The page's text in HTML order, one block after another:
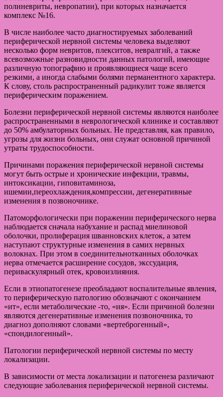
полиневриты, невропатии), при которых назначается
комплекс №16.
В числе наиболее часто диагностируемых заболеваний
периферической нервной системы человека выделяют
несколько форм невритов, плекситов, невралгий, а также
всевозможные разновидности данных патологий, имеющие
различную топографию и проявляющиеся чаще всего
резкими, а иногда слабыми болями перманентного характера.
К слову, столь распространенный радикулит тоже является
периферическим поражением.
Болезни периферической нервной системы являются наиболее
распространенными в неврологической клинике и составляют
до 50% амбулаторных больных. Не представляя, как правило,
угрозы для жизни больных, они служат основной причиной
утраты трудоспособности.
Причинами поражения периферической нервной системы
могут быть острые и хронические инфекции, травмы,
интоксикации, гиповитаминоза,
ишемии,переохлаждения,компрессии, дегенеративные
изменения в позвоночнике.
Патоморфологически при поражении периферического нерва
наблюдается сначала набухание и распад миелиновой
оболочки, пролиферация шванновских клеток, а затем
наступают структурные изменения в самих нервных
волокнах. При этом в соединительнотканных оболочках
нерва отмечается расширение сосудов, экссудация,
периваскулярный отек, кровоизлияния.
Если в этиопатогенезе преобладают воспалительные явления,
то периферическую патологию обозначают с окончанием
«ит», если метаболические -то, «ия». Если причиной болезни
являются дегенеративные изменения позвоночника, то
диагноз дополняют словами «вертеброгенный»,
«спондилогенный».
Патологии периферической нервной системы по месту
локализации.
В зависимости от места локализации и патогенеза различают
следующие заболевания периферической нервной системы.